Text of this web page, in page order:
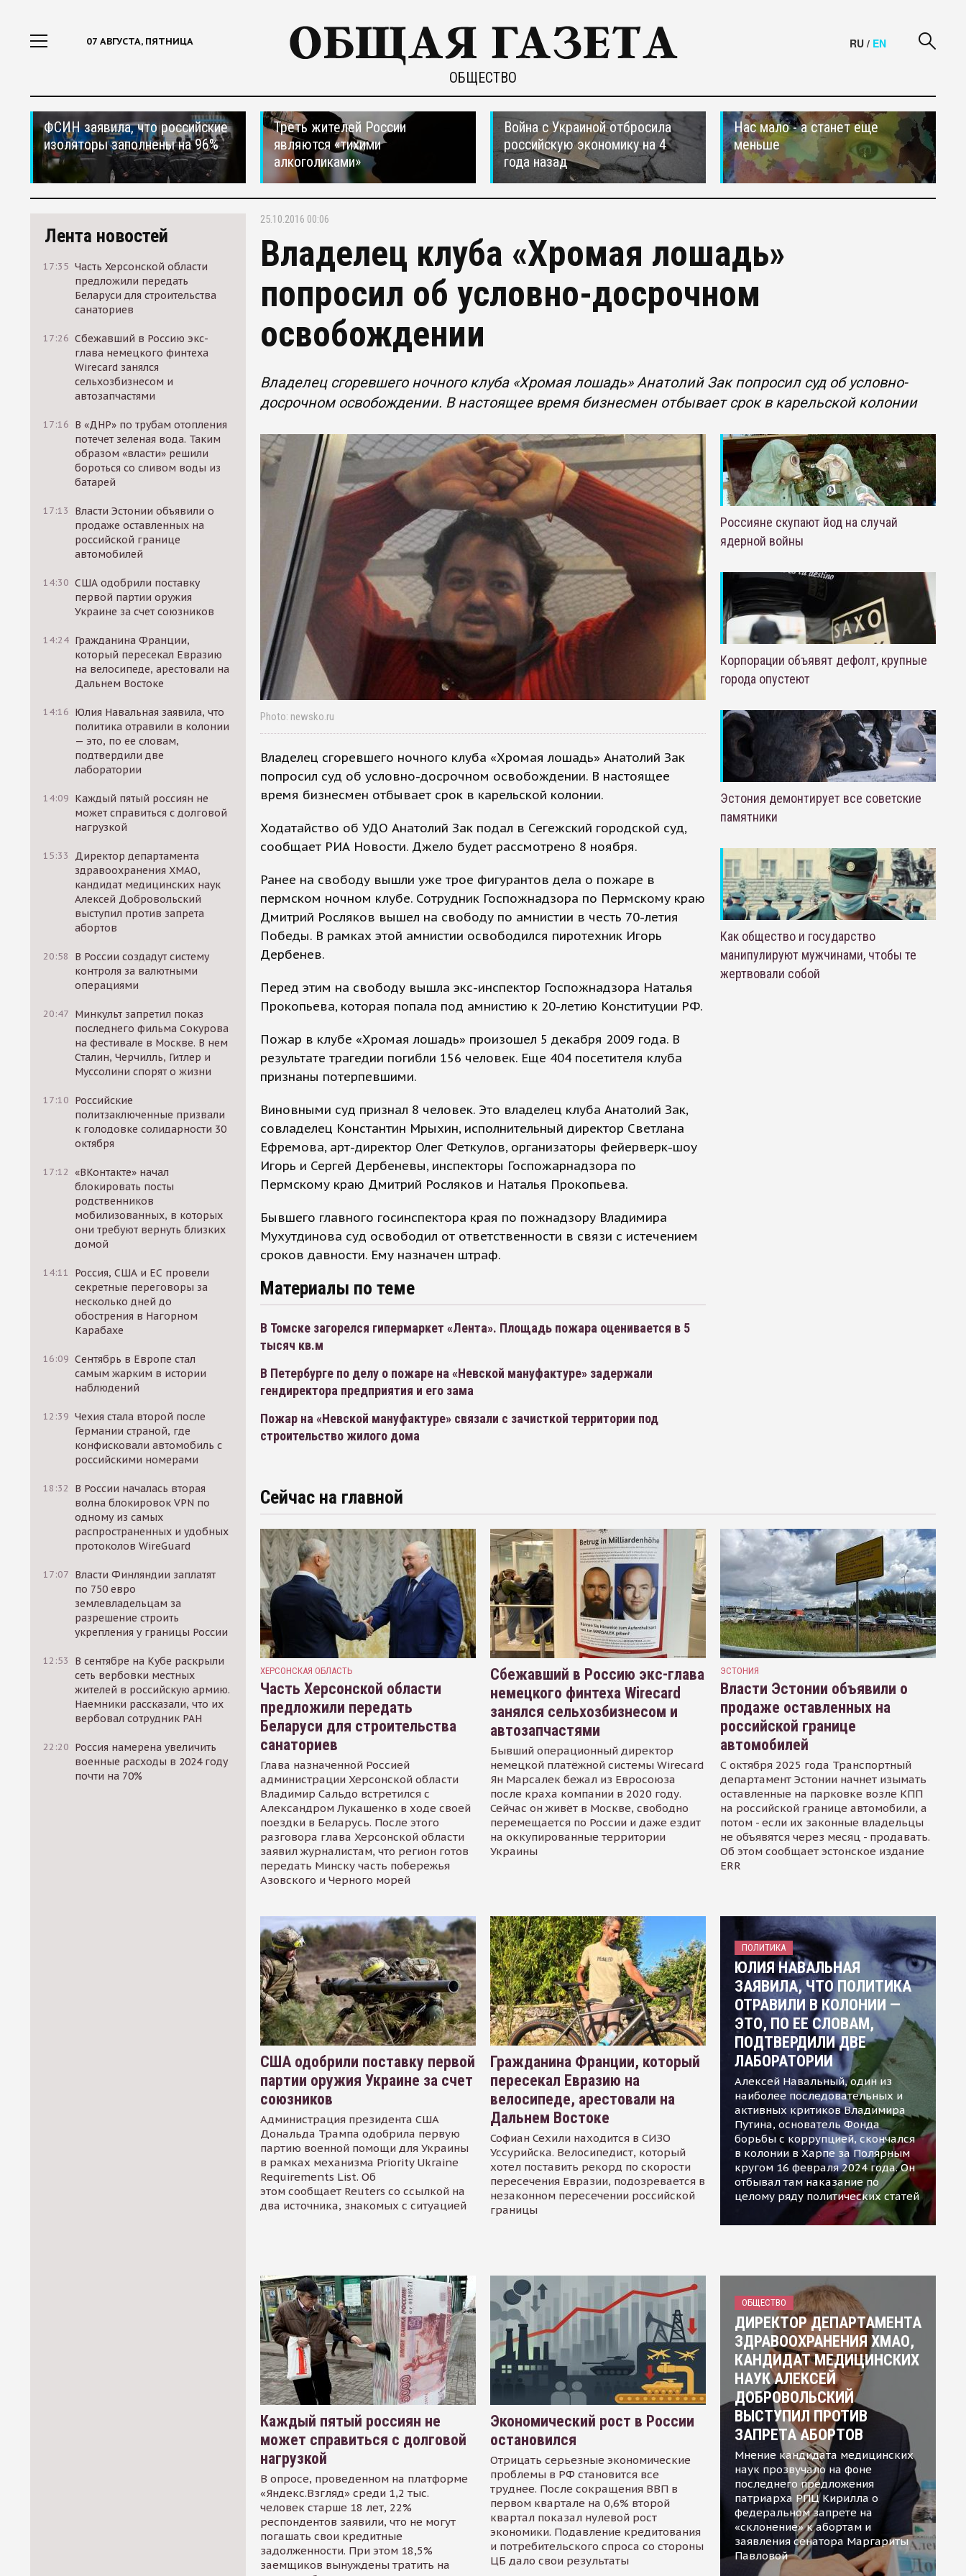
07 АВГУСТА, ПЯТНИЦА
ОБЩЕСТВО
RU / EN
ФСИН заявила, что российские
изоляторы заполнены на 96%
Треть жителей России
являются «тихими
алкоголиками»
Война с Украиной отбросила
российскую экономику на 4
года назад
Нас мало - а станет еще
меньше
Лента новостей
17:35 Часть Херсонской области
предложили передать
Беларуси для строительства
санаториев
17:26 Сбежавший в Россию экс-
глава немецкого финтеха
Wirecard занялся
сельхозбизнесом и
автозапчастями
17:16 В «ДНР» по трубам отопления
потечет зеленая вода. Таким
образом «власти» решили
бороться со сливом воды из
батарей
17:13
Власти Эстонии объявили о
продаже оставленных на
российской границе
автомобилей
14:30 США одобрили поставку
первой партии оружия
Украине за счет союзников
14:24 Гражданина Франции,
который пересекал Евразию
на велосипеде, арестовали на
Дальнем Востоке
14:16 Юлия Навальная заявила, что
политика отравили в колонии
— это, по ее словам,
подтвердили две
лаборатории
14:09 Каждый пятый россиян не
может справиться с долговой
нагрузкой
15:33
Директор департамента
здравоохранения ХМАО,
кандидат медицинских наук
Алексей Добровольский
выступил против запрета
абортов
20:58
В России создадут систему
контроля за валютными
операциями
20:47 Минкульт запретил показ
последнего фильма Сокурова
на фестивале в Москве. В нем
Сталин, Черчилль, Гитлер и
Муссолини спорят о жизни
17:10 Российские
политзаключенные призвали
к голодовке солидарности 30
октября
17:12 «ВКонтакте» начал
блокировать посты
родственников
мобилизованных, в которых
они требуют вернуть близких
домой
14:11
Россия, США и ЕС провели
секретные переговоры за
несколько дней до
обострения в Нагорном
Карабахе
16:09 Сентябрь в Европе стал
самым жарким в истории
наблюдений
12:39 Чехия стала второй после
Германии страной, где
конфисковали автомобиль с
российскими номерами
18:32
В России началась вторая
волна блокировок VPN по
одному из самых
распространенных и удобных
протоколов WireGuard
17:07 Власти Финляндии заплатят
по 750 евро
землевладельцам за
разрешение строить
укрепления у границы России
12:53
В сентябре на Кубе раскрыли
сеть вербовки местных
жителей в российскую армию.
Наемники рассказали, что их
вербовал сотрудник РАН
22:20 Россия намерена увеличить
военные расходы в 2024 году
почти на 70%
25.10.2016 00:06
Владелец клуба «Хромая лошадь»
попросил об условно-досрочном
освобождении
Владелец сгоревшего ночного клуба «Хромая лошадь» Анатолий Зак попросил суд об условно-
досрочном освобождении. В настоящее время бизнесмен отбывает срок в карельской колонии
Photo: newsko.ru
Владелец сгоревшего ночного клуба «Хромая лошадь» Анатолий Зак
попросил суд об условно-досрочном освобождении. В настоящее
время бизнесмен отбывает срок в карельской колонии.
Ходатайство об УДО Анатолий Зак подал в Сегежский городской суд,
сообщает РИА Новости. Джело будет рассмотрено 8 ноября.
Ранее на свободу вышли уже трое фигурантов дела о пожаре в
пермском ночном клубе. Сотрудник Госпожнадзора по Пермскому краю
Дмитрий Росляков вышел на свободу по амнистии в честь 70-летия
Победы. В рамках этой амнистии освободился пиротехник Игорь
Дербенев.
Перед этим на свободу вышла экс-инспектор Госпожнадзора Наталья
Прокопьева, которая попала под амнистию к 20-летию Конституции РФ.
Пожар в клубе «Хромая лошадь» произошел 5 декабря 2009 года. В
результате трагедии погибли 156 человек. Еще 404 посетителя клуба
признаны потерпевшими.
Виновными суд признал 8 человек. Это владелец клуба Анатолий Зак,
совладелец Константин Мрыхин, исполнительный директор Светлана
Ефремова, арт-директор Олег Феткулов, организаторы фейерверк-шоу
Игорь и Сергей Дербеневы, инспекторы Госпожарнадзора по
Пермскому краю Дмитрий Росляков и Наталья Прокопьева.
Бывшего главного госинспектора края по пожнадзору Владимира
Мухутдинова суд освободил от ответственности в связи с истечением
сроков давности. Ему назначен штраф.
Материалы по теме
В Томске загорелся гипермаркет «Лента». Площадь пожара оценивается в 5
тысяч кв.м
В Петербурге по делу о пожаре на «Невской мануфактуре» задержали
гендиректора предприятия и его зама
Пожар на «Невской мануфактуре» связали с зачисткой территории под
строительство жилого дома
Россияне скупают йод на случай
ядерной войны
Корпорации объявят дефолт, крупные
города опустеют
Эстония демонтирует все советские
памятники
Как общество и государство
манипулируют мужчинами, чтобы те
жертвовали собой
Сейчас на главной
ХЕРСОНСКАЯ ОБЛАСТЬ
Часть Херсонской области
предложили передать
Беларуси для строительства
санаториев
Глава назначенной Россией
администрации Херсонской области
Владимир Сальдо встретился с
Александром Лукашенко в ходе своей
поездки в Беларусь. После этого
разговора глава Херсонской области
заявил журналистам, что регион готов
передать Минску часть побережья
Азовского и Черного морей
Сбежавший в Россию экс-глава
немецкого финтеха Wirecard
занялся сельхозбизнесом и
автозапчастями
Бывший операционный директор
немецкой платёжной системы Wirecard
Ян Марсалек бежал из Евросоюза
после краха компании в 2020 году.
Сейчас он живёт в Москве, свободно
перемещается по России и даже ездит
на оккупированные территории
Украины
ЭСТОНИЯ
Власти Эстонии объявили о
продаже оставленных на
российской границе
автомобилей
С октября 2025 года Транспортный
департамент Эстонии начнет изымать
оставленные на парковке возле КПП
на российской границе автомобили, а
потом - если их законные владельцы
не объявятся через месяц - продавать.
Об этом сообщает эстонское издание
ERR
США одобрили поставку первой
партии оружия Украине за счет
союзников
Администрация президента США
Дональда Трампа одобрила первую
партию военной помощи для Украины
в рамках механизма Priority Ukraine
Requirements List. Об
этом сообщает Reuters со ссылкой на
два источника, знакомых с ситуацией
Гражданина Франции, который
пересекал Евразию на
велосипеде, арестовали на
Дальнем Востоке
Софиан Сехили находится в СИЗО
Уссурийска. Велосипедист, который
хотел поставить рекорд по скорости
пересечения Евразии, подозревается в
незаконном пересечении российской
границы
ПОЛИТИКА
ЮЛИЯ НАВАЛЬНАЯ
ЗАЯВИЛА, ЧТО ПОЛИТИКА
ОТРАВИЛИ В КОЛОНИИ —
ЭТО, ПО ЕЕ СЛОВАМ,
ПОДТВЕРДИЛИ ДВЕ
ЛАБОРАТОРИИ
Алексей Навальный, один из
наиболее последовательных и
активных критиков Владимира
Путина, основатель Фонда
борьбы с коррупцией, скончался
в колонии в Харпе за Полярным
кругом 16 февраля 2024 года. Он
отбывал там наказание по
целому ряду политических статей
Каждый пятый россиян не
может справиться с долговой
нагрузкой
В опросе, проведенном на платформе
«Яндекс.Взгляд» среди 1,2 тыс.
человек старше 18 лет, 22%
респондентов заявили, что не могут
погашать свои кредитные
задолженности. При этом 18,5%
заемщиков вынуждены тратить на
Экономический рост в России
остановился
Отрицать серьезные экономические
проблемы в РФ становится все
труднее. После сокращения ВВП в
первом квартале на 0,6% второй
квартал показал нулевой рост
экономики. Подавление кредитования
и потребительского спроса со стороны
ЦБ дало свои результаты
ОБЩЕСТВО
ДИРЕКТОР ДЕПАРТАМЕНТА
ЗДРАВООХРАНЕНИЯ ХМАО,
КАНДИДАТ МЕДИЦИНСКИХ
НАУК АЛЕКСЕЙ
ДОБРОВОЛЬСКИЙ
ВЫСТУПИЛ ПРОТИВ
ЗАПРЕТА АБОРТОВ
Мнение кандидата медицинских
наук прозвучало на фоне
последнего предложения
патриарха РПЦ Кирилла о
федеральном запрете на
«склонение» к абортам и
заявления сенатора Маргариты
Павловой